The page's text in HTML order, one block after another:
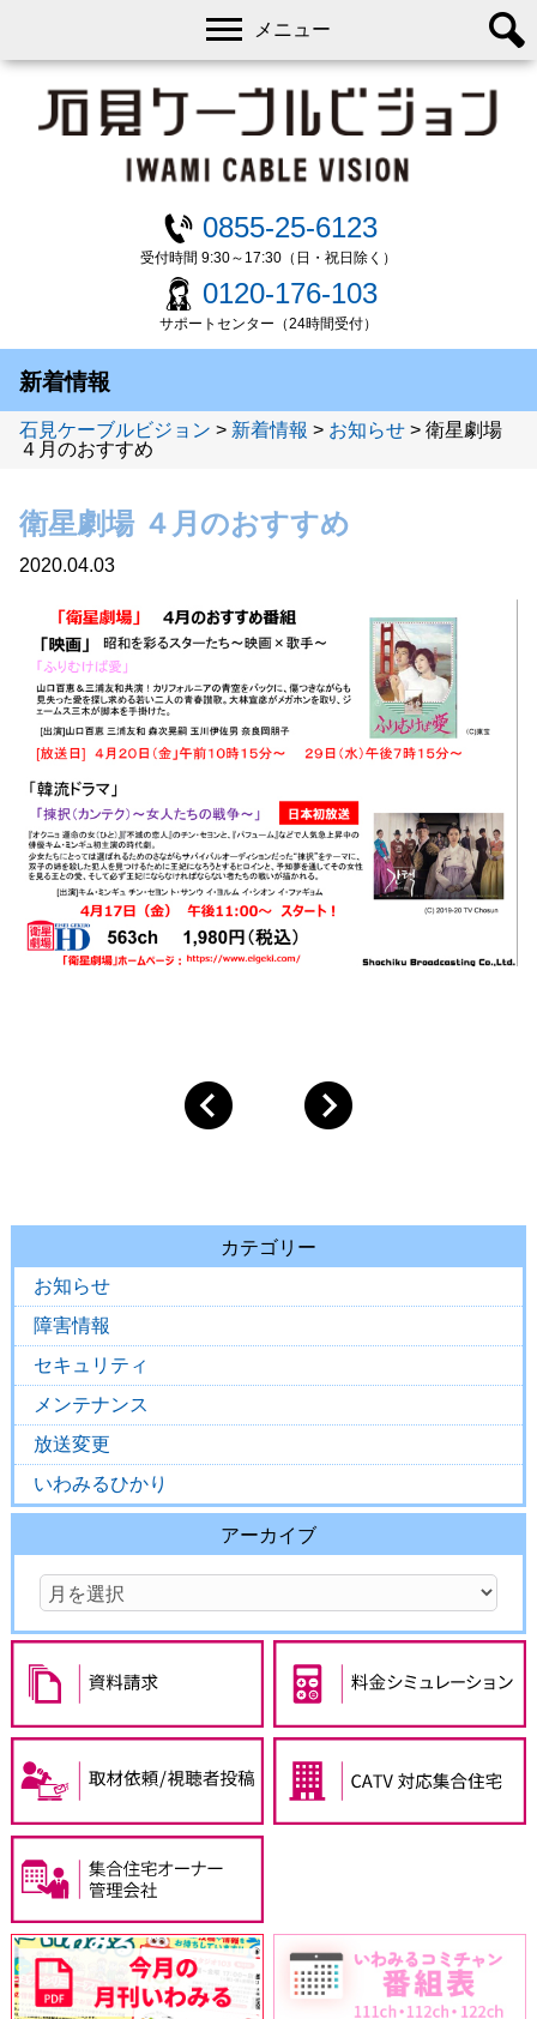
0855-25-6123
受付時間 9:30～17:30（日・祝日除く）
0120-176-103
サポートセンター（24時間受付）
メニュー
新着情報
石見ケーブルビジョン > 新着情報 > お知らせ > 衛星劇場
４月のおすすめ
衛星劇場 ４月のおすすめ
2020.04.03
カテゴリー
お知らせ
障害情報
セキュリティ
メンテナンス
放送変更
いわみるひかり
アーカイブ